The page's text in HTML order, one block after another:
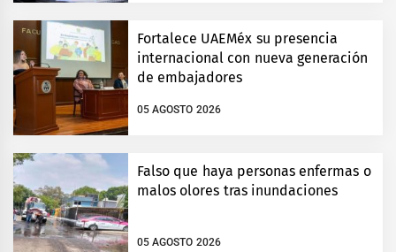
Fortalece UAEMéx su presencia
internacional con nueva generación
de embajadores
05 AGOSTO 2026
Falso que haya personas enfermas o
malos olores tras inundaciones
05 AGOSTO 2026